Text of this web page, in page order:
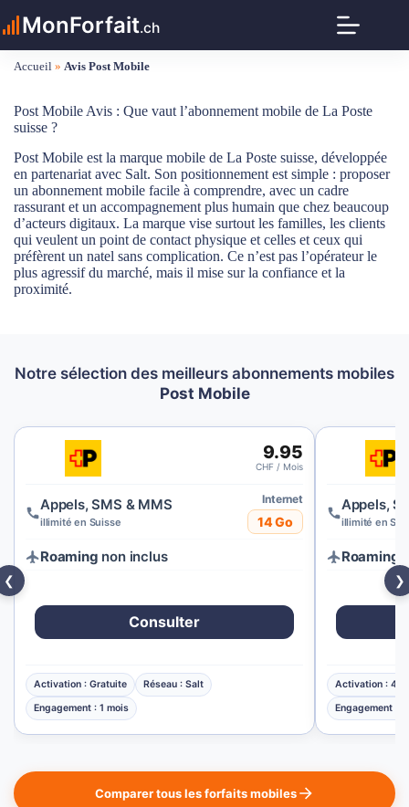
au
contenu
MonForfait.ch
Accueil » Avis Post Mobile
Post Mobile Avis : Que vaut l’abonnement mobile de La Poste
suisse ?
Post Mobile est la marque mobile de La Poste suisse, développée
en partenariat avec Salt. Son positionnement est simple : proposer
un abonnement mobile facile à comprendre, avec un cadre
rassurant et un accompagnement plus humain que chez beaucoup
d’acteurs digitaux. La marque vise surtout les familles, les clients
qui veulent un point de contact physique et celles et ceux qui
préfèrent un natel sans complication. Ce n’est pas l’opérateur le
plus agressif du marché, mais il mise sur la confiance et la
proximité.
Notre sélection des meilleurs abonnements mobiles
Post Mobile
❮
9.95
CHF / Mois
Appels, SMS & MMS
illimité en Suisse
Internet
14 Go
Roaming non inclus
Consulter
Activation : Gratuite
Réseau : Salt
Engagement : 1 mois
Appels,
illimité en
Roaming
Activation :
Engagement : 1
❯
Comparer tous les forfaits mobiles